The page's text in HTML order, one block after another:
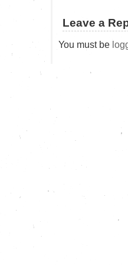
Leave a
You must be